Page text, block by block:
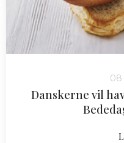
08
Danskerne vil